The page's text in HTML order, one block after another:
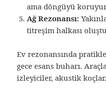
ama döngüyü
Ağ Rezonansı:
titreşim halkası
Ev rezonansında
gece esans buharı.
izleyiciler, akustik koçlar.